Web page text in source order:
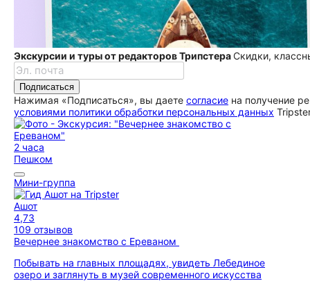
Экскурсии и туры от редакторов ТрипстераСкидки,
Подписаться
Нажимая «Подписаться», вы даете согласие на получение
условиями политики обработки персональных данных
2 часа
Пешком
Мини-группа
Ашот
4,73
109 отзывов
Вечернее знакомство с Ереваном
Побывать на главных площадях, увидеть Лебединое
озеро и заглянуть в музей современного искусства